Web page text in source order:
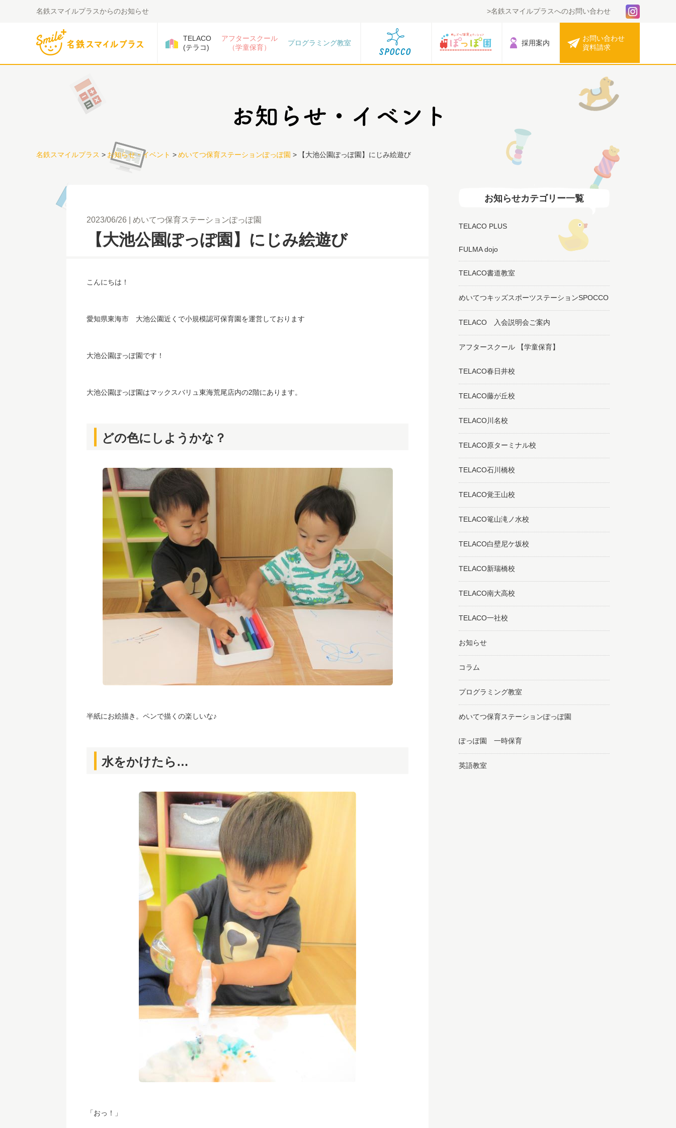
名鉄スマイルプラスからのお知らせ 名鉄スマイルプラスへのお問い合わせ
TELACO
(テラコ)
アフタースクール
（学童保育）
プログラミング教室 採用案内
お問い合わせ
資料請求
名鉄スマイルプラス > お知らせ・イベント >めいてつ保育ステーションぽっぽ園 > 【大池公園ぽっぽ園】にじみ絵遊び
2023/06/26 めいてつ保育ステーションぽっぽ園
【大池公園ぽっぽ園】にじみ絵遊び
こんにちは！
愛知県東海市 大池公園近くで小規模認可保育園を運営しております
大池公園ぽっぽ園です！
大池公園ぽっぽ園はマックスバリュ東海荒尾店内の2階にあります。
どの色にしようかな？
半紙にお絵描き。ペンで描くの楽しいな♪
水をかけたら…
「おっ！」
お知らせカテゴリー一覧
TELACO PLUS
FULMA dojo
TELACO書道教室
めいてつキッズスポーツステーションSPOCCO
TELACO 入会説明会ご案内
アフタースクール 【学童保育】
TELACO春日井校
TELACO藤が丘校
TELACO川名校
TELACO原ターミナル校
TELACO石川橋校
TELACO覚王山校
TELACO篭山滝ノ水校
TELACO白壁尼ケ坂校
TELACO新瑞橋校
TELACO南大高校
TELACO一社校
お知らせ
コラム
プログラミング教室
めいてつ保育ステーションぽっぽ園
ぽっぽ園 一時保育
英語教室